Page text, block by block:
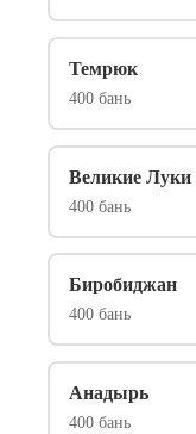
Темрюк
400 бань
Великие Луки
400 бань
Биробиджан
400 бань
Анадырь
400 бань